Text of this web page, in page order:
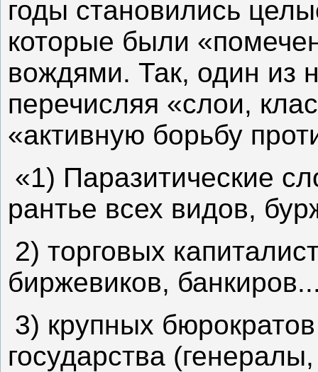
годы становились
которые были
вождями. Так, один из
перечисляя «слои,
«активную борьбу
«1) Паразитические
рантье всех видов,
2) торговых
биржевиков,
3) крупных
государства